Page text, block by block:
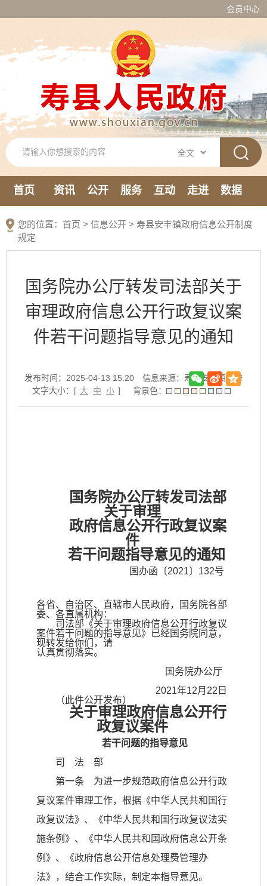
会员中心
首页 资讯 公开 服务 互动 走进
数据
您的位置： 首页 > 信息公开 > 寿县安丰镇政府信息公开制度
规定
国务院办公厅转发司法部关于
审理政府信息公开行政复议案
件若干问题指导意见的通知
发布时间：2025-04-13 15:20
信息来源：寿县安丰镇政府
文字大小：[ 大 中 小 ] 背景色：
国务院办公厅转发司法部
关于审理
政府信息公开行政复议案
件
若干问题指导意见的通知
国办函〔2021〕132号
各省、自治区、直辖市人民政府，国务院各部
委、各直属机构：
司法部《关于审理政府信息公开行政复议
案件若干问题的指导意见》已经国务院同意，
现转发给你们，请
认真贯彻落实。
国务院办公厅
2021年12月22日
（此件公开发布）
关于审理政府信息公开行
政复议案件
若干问题的指导意见
司 法 部
第一条 为进一步规范政府信息公开行政
复议案件审理工作，根据《中华人民共和国行
政复议法》、《中华人民共和国行政复议法实
施条例》、《中华人民共和国政府信息公开条
例》、《政府信息公开信息处理费管理办
法》，结合工作实际，制定本指导意见。